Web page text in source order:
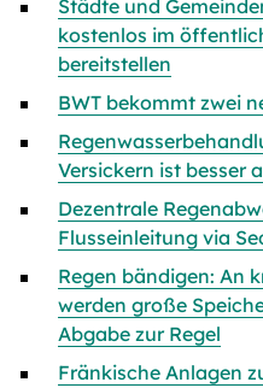
Städte und
kostenlos im
bereitstellen
BWT bekommt zwei
Versickern ist besser
Dezentrale
Flusseinleitung via
Regen bändigen: An
werden große
Abgabe zur Regel
Fränkische Anlagen